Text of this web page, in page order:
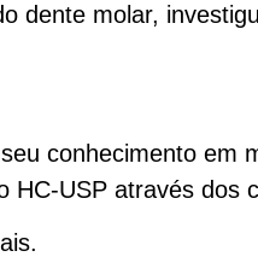
dente molar,
conhecimento em
HC-USP através dos